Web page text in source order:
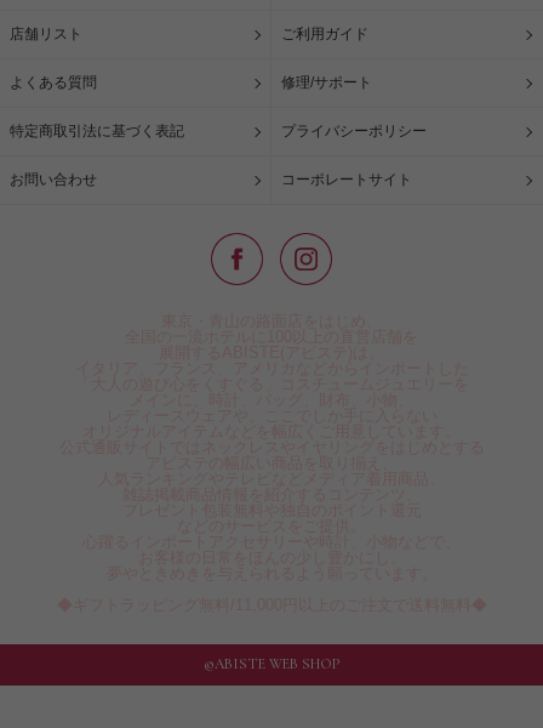
店舗リスト ご利用ガイド
よくある質問 修理/サポート
特定商取引法に基づく表記 プライバシーポリシー
お問い合わせ コーポレートサイト
©ABISTE WEB SHOP